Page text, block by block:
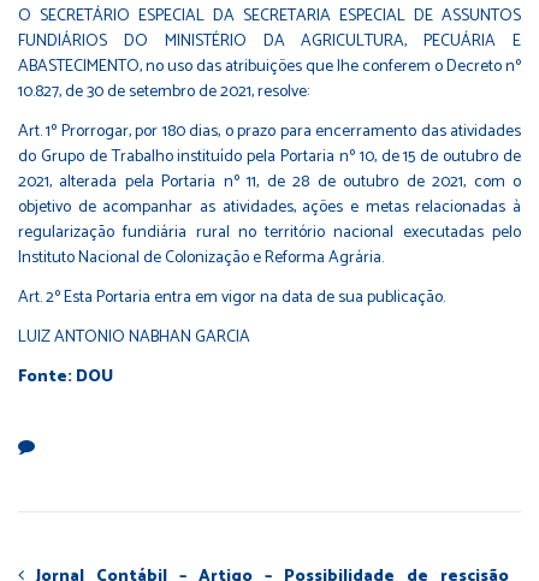
O SECRETÁRIO ESPECIAL DA SECRETARIA ESPECIAL DE ASSUNTOS
FUNDIÁRIOS DO MINISTÉRIO DA AGRICULTURA, PECUÁRIA E
ABASTECIMENTO, no uso das atribuições que lhe conferem o Decreto nº
10.827, de 30 de setembro de 2021, resolve:
Art. 1º Prorrogar, por 180 dias, o prazo para encerramento das atividades
do Grupo de Trabalho instituído pela Portaria nº 10, de 15 de outubro de
2021, alterada pela Portaria nº 11, de 28 de outubro de 2021, com o
objetivo de acompanhar as atividades, ações e metas relacionadas à
regularização fundiária rural no território nacional executadas pelo
Instituto Nacional de Colonização e Reforma Agrária.
Art. 2º Esta Portaria entra em vigor na data de sua publicação.
LUIZ ANTONIO NABHAN GARCIA
Fonte: DOU